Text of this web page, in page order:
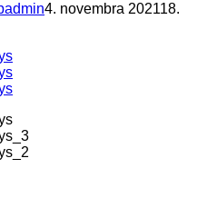
4. novembra 202118.